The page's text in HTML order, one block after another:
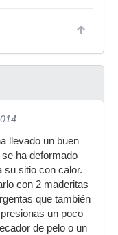
llevado un buen
ha deformado
su sitio con calor.
con 2 maderitas
que también
un poco
de pelo o un